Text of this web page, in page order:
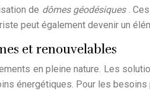
de dômes géodésiques .
peut également devenir un
et renouvelables
en pleine nature. Les
énergétiques. Pour les